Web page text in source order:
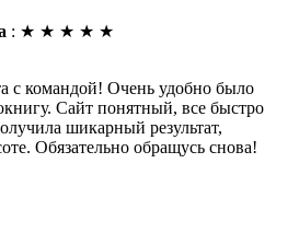
: ★ ★ ★ ★ ★
с командой! Очень удобно было
Сайт понятный, все быстро
шикарный результат,
Обязательно обращусь снова!